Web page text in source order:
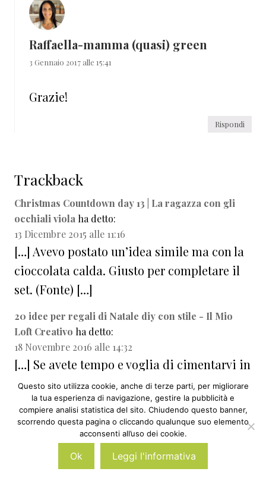
Raffaella-mamma (quasi) green
3 Gennaio 2017 alle 15:41
Grazie!
Rispondi
Trackback
Christmas Countdown day 13 | La ragazza con gli
occhiali viola ha detto:
13 Dicembre 2015 alle 11:16
[…] Avevo postato un’idea simile ma con la
cioccolata calda. Giusto per completare il
set. (Fonte) […]
20 idee per regali di Natale diy con stile - Il Mio
Loft Creativo ha detto:
18 Novembre 2016 alle 14:32
[…] Se avete tempo e voglia di cimentarvi in
qualche regalino fai da te, di seguito alcuni
spunti. 1. Ricette in barattolo: davvero
economico ma di impatto. Non serve
nemmeno saper cucinare. Basta trovare la
ricetta di biscotti, muffin, cioccolata calda
Questo sito utilizza cookie, anche di terze parti, per migliorare
la tua esperienza di navigazione, gestire la pubblicità e
compiere analisi statistica del sito. Chiudendo questo banner,
scorrendo questa pagina o cliccando qualunque suo elemento
acconsenti all’uso dei cookie.
Ok Leggi l'informativa